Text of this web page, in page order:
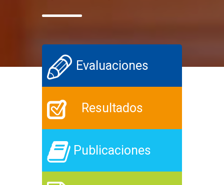
Evaluaciones
Resultados
Publicaciones